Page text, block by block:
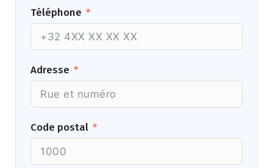
Téléphone
Adresse
Code postal